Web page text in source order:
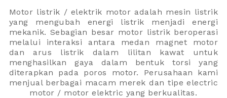
Motor listrik / elektrik motor adalah mesin listrik
yang mengubah energi listrik menjadi energi
mekanik. Sebagian besar motor listrik beroperasi
melalui interaksi antara medan magnet motor
dan arus listrik dalam lilitan kawat untuk
menghasilkan gaya dalam bentuk torsi yang
diterapkan pada poros motor. Perusahaan kami
menjual berbagai macam merek dan tipe electric
motor / motor elektric yang berkualitas.